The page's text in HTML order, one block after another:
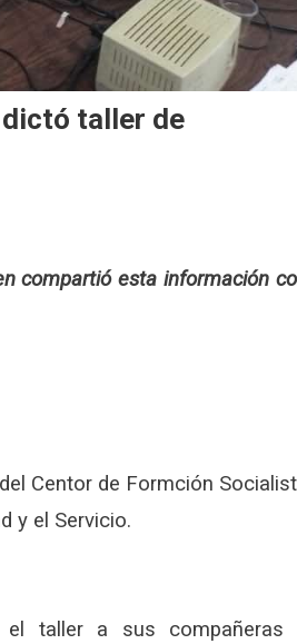
dictó taller de
compartió esta información
Centor de Formción
y el Servicio.
el taller a sus compañeras